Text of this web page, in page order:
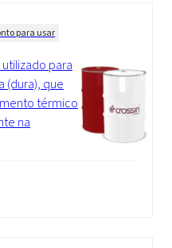
para usar
utilizado para
(dura), que
térmico
na